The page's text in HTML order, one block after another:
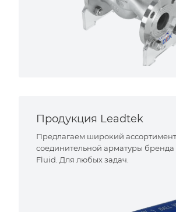
Продукция Leadtek
Предлагаем широкий
соединительной арматуры
Fluid. Для любых задач.